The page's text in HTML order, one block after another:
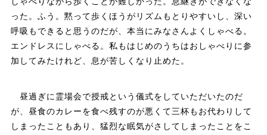
った。ふう。黙って歩くほうがリズムもとりやすいし、深い
呼吸もできると思うのだが、本当にみなさんよくしゃべる。
エンドレスにしゃべる。私もはじめのうちはおしゃべりに参
加してみたけれど、息が苦しくなり止めた。
昼過ぎに霊場会で授戒という儀式をしていただいたのだ
が、昼食のカレーを食べ残すのが悪くて三杯もお代わりして
しまったこともあり、猛烈な眠気がさしてしまったことをこ